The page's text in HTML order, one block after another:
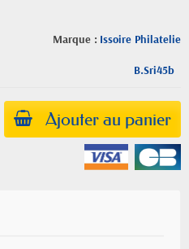
Marque : Issoire Philatelie
B.Sri45b
Ajouter au panier